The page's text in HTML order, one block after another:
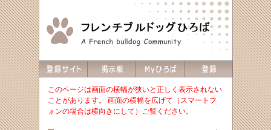
このページは画面の横幅が狭いと正しく表示されない
ことがあります。 画面の横幅を広げて（スマートフ
ォンの場合は横向きにして）ご覧ください。